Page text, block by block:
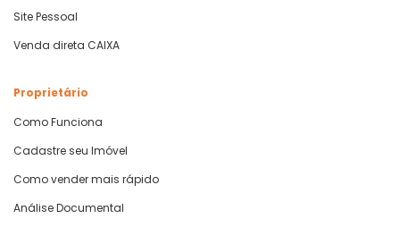
Site Pessoal
Venda direta CAIXA
Proprietário
Como Funciona
Cadastre seu Imóvel
Como vender mais rápido
Análise Documental